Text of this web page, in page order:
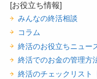
[お役立ち情報]
みんなの終活相談
コラム
終活のお役立ちニュー
終活でのお金の管理方
終活のチェックリスト